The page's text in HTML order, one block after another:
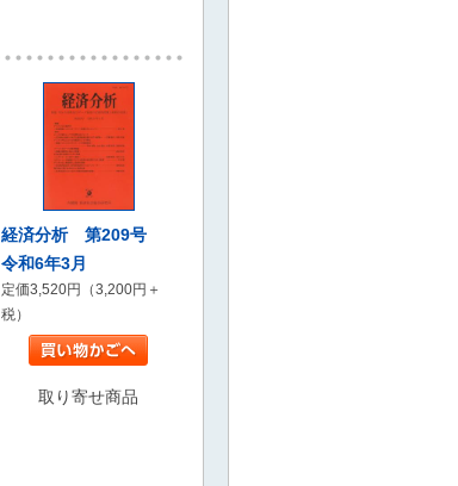
経済分析 第209号
令和6年3月
定価3,520円（3,200円＋
税）
取り寄せ商品